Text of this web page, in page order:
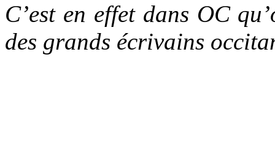
C’est en effet dans OC
des grands écrivains